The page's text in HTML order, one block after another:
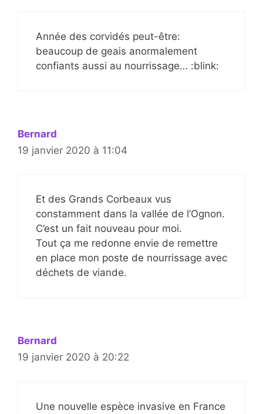
Année des corvidés peut-être:
beaucoup de geais anormalement
confiants aussi au nourrissage… :blink:
Bernard
19 janvier 2020 à 11:04
Et des Grands Corbeaux vus
constamment dans la vallée de l’Ognon.
C’est un fait nouveau pour moi.
Tout ça me redonne envie de remettre
en place mon poste de nourrissage avec
déchets de viande.
Bernard
19 janvier 2020 à 20:22
Une nouvelle espèce invasive en France